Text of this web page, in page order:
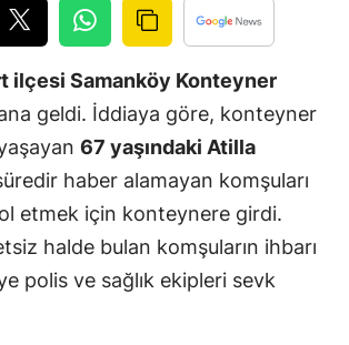
Gümüşhane
Hakkari
Isparta
Mersin
İstanbul
ilçesi Samanköy Konteyner
geldi. İddiaya göre, konteyner
67 yaşındaki Atilla
haber alamayan komşuları
etmek için konteynere girdi.
halde bulan komşuların ihbarı
polis ve sağlık ekipleri sevk